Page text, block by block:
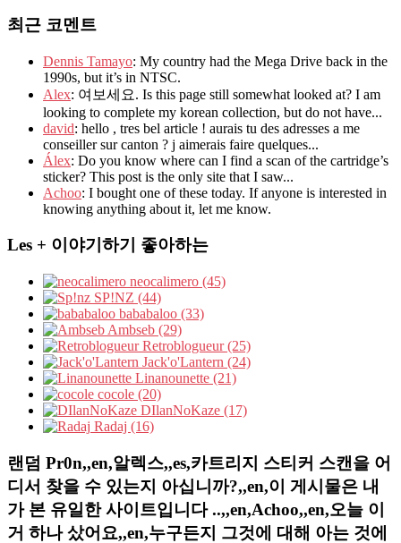
최근 코멘트
Dennis Tamayo: My country had the Mega Drive back in the
1990s, but it’s in NTSC.
Alex: 여보세요. Is this page still somewhat looked at? I am
looking to complete my korean collection, but do not have...
david: hello , tres bel article ! aurais tu des adresses a me
conseiller sur canton ? j aimerais faire quelques...
Álex: Do you know where can I find a scan of the cartridge’s
sticker? This post is the only site that I saw...
Achoo: I bought one of these today. If anyone is interested in
knowing anything about it, let me know.
Les + 이야기하기 좋아하는
neocalimero (45)
SP!NZ (44)
bababaloo (33)
Ambseb (29)
Retroblogueur (25)
Jack'o'Lantern (24)
Linanounette (21)
cocole (20)
DIlanNoKaze (17)
Radaj (16)
랜덤 Pr0n,,en,알렉스,,es,카트리지 스티커 스캔을 어
디서 찾을 수 있는지 아십니까?,,en,이 게시물은 내
가 본 유일한 사이트입니다 ..,,en,Achoo,,en,오늘 이
거 하나 샀어요,,en,누구든지 그것에 대해 아는 것에